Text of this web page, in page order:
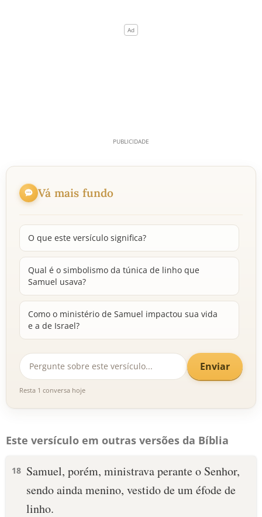
Vá mais fundo
O que este versículo significa?
Qual é o simbolismo da túnica de linho que
Samuel usava?
Como o ministério de Samuel impactou sua vida
e a de Israel?
Enviar
Resta 1 conversa hoje
Este versículo em outras versões da Bíblia
18 Samuel, porém, ministrava perante o Senhor,
sendo ainda menino, vestido de um éfode de
linho.